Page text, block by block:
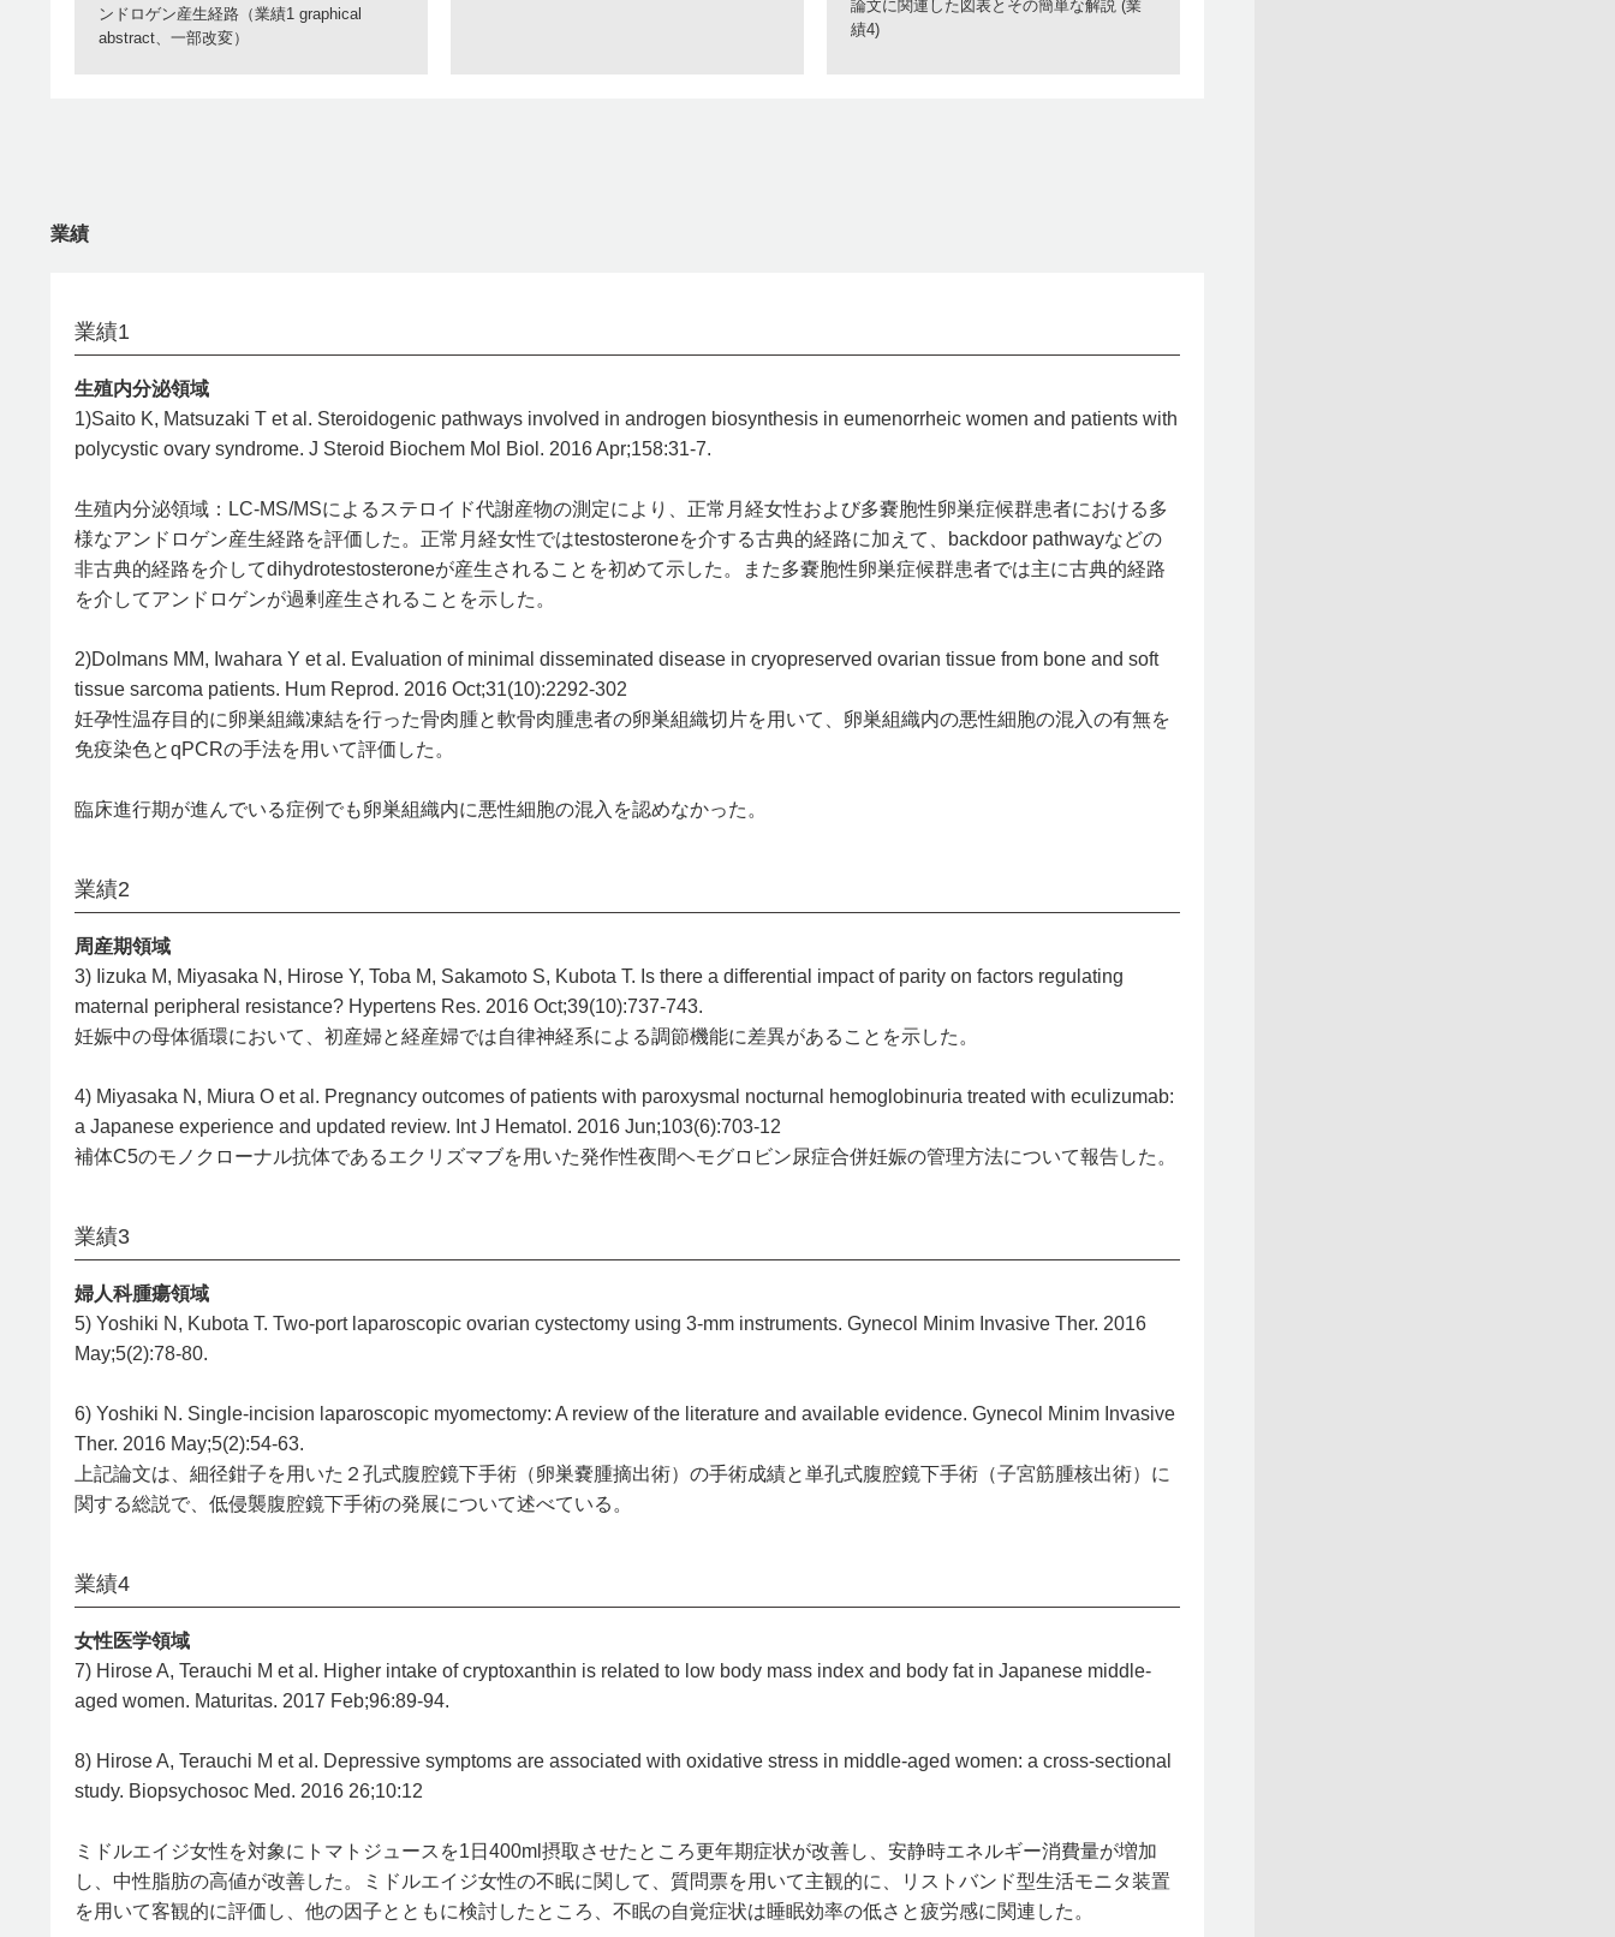
ンドロゲン産生経路（業績1 graphical
abstract、一部改変）
論文に関連した図表とその簡単な解説 (業
績4)
業績
業績1
生殖内分泌領域
1)Saito K, Matsuzaki T et al. Steroidogenic pathways involved in androgen biosynthesis in eumenorrheic women and patients with
polycystic ovary syndrome. J Steroid Biochem Mol Biol. 2016 Apr;158:31-7.
生殖内分泌領域：LC-MS/MSによるステロイド代謝産物の測定により、正常月経女性および多嚢胞性卵巣症候群患者における多
様なアンドロゲン産生経路を評価した。正常月経女性ではtestosteroneを介する古典的経路に加えて、backdoor pathwayなどの
非古典的経路を介してdihydrotestosteroneが産生されることを初めて示した。また多嚢胞性卵巣症候群患者では主に古典的経路
を介してアンドロゲンが過剰産生されることを示した。
2)Dolmans MM, Iwahara Y et al. Evaluation of minimal disseminated disease in cryopreserved ovarian tissue from bone and soft
tissue sarcoma patients. Hum Reprod. 2016 Oct;31(10):2292-302
妊孕性温存目的に卵巣組織凍結を行った骨肉腫と軟骨肉腫患者の卵巣組織切片を用いて、卵巣組織内の悪性細胞の混入の有無を
免疫染色とqPCRの手法を用いて評価した。
臨床進行期が進んでいる症例でも卵巣組織内に悪性細胞の混入を認めなかった。
業績2
周産期領域
3) Iizuka M, Miyasaka N, Hirose Y, Toba M, Sakamoto S, Kubota T. Is there a differential impact of parity on factors regulating
maternal peripheral resistance? Hypertens Res. 2016 Oct;39(10):737-743.
妊娠中の母体循環において、初産婦と経産婦では自律神経系による調節機能に差異があることを示した。
4) Miyasaka N, Miura O et al. Pregnancy outcomes of patients with paroxysmal nocturnal hemoglobinuria treated with eculizumab:
a Japanese experience and updated review. Int J Hematol. 2016 Jun;103(6):703-12
補体C5のモノクローナル抗体であるエクリズマブを用いた発作性夜間ヘモグロビン尿症合併妊娠の管理方法について報告した。
業績3
婦人科腫瘍領域
5) Yoshiki N, Kubota T. Two-port laparoscopic ovarian cystectomy using 3-mm instruments. Gynecol Minim Invasive Ther. 2016
May;5(2):78-80.
6) Yoshiki N. Single-incision laparoscopic myomectomy: A review of the literature and available evidence. Gynecol Minim Invasive
Ther. 2016 May;5(2):54-63.
上記論文は、細径鉗子を用いた２孔式腹腔鏡下手術（卵巣嚢腫摘出術）の手術成績と単孔式腹腔鏡下手術（子宮筋腫核出術）に
関する総説で、低侵襲腹腔鏡下手術の発展について述べている。
業績4
女性医学領域
7) Hirose A, Terauchi M et al. Higher intake of cryptoxanthin is related to low body mass index and body fat in Japanese middle-
aged women. Maturitas. 2017 Feb;96:89-94.
8) Hirose A, Terauchi M et al. Depressive symptoms are associated with oxidative stress in middle-aged women: a cross-sectional
study. Biopsychosoc Med. 2016 26;10:12
ミドルエイジ女性を対象にトマトジュースを1日400ml摂取させたところ更年期症状が改善し、安静時エネルギー消費量が増加
し、中性脂肪の高値が改善した。ミドルエイジ女性の不眠に関して、質問票を用いて主観的に、リストバンド型生活モニタ装置
を用いて客観的に評価し、他の因子とともに検討したところ、不眠の自覚症状は睡眠効率の低さと疲労感に関連した。